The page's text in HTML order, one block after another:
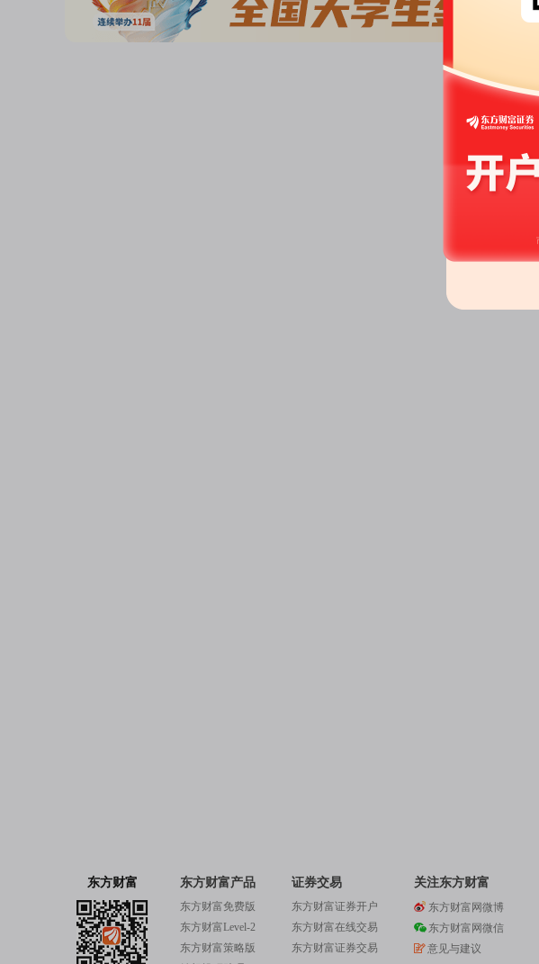
东方财富 东方财富产品
东方财富免费版
东方财富Level-2
东方财富策略版
证券交易
东方财富证券开户
东方财富在线交易
东方财富证券交易
关注东方财富
东方财富网微博
东方财富网微信
意见与建议